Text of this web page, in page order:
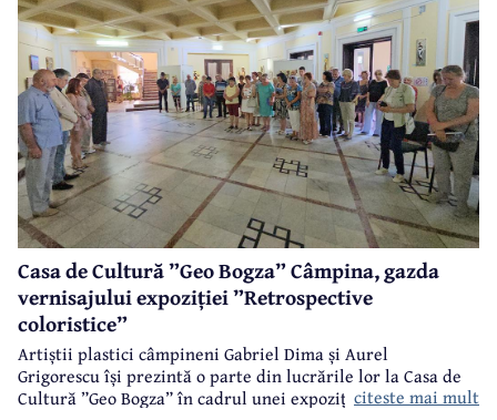
Casa de Cultură ”Geo Bogza” Câmpina, gazda
vernisajului expoziției ”Retrospective
coloristice”
Artiștii plastici câmpineni Gabriel Dima și Aurel
Grigorescu își prezintă o parte din lucrările lor la Casa de
Cultură ”Geo Bogza” în cadrul unei expoziții intitulate
citeste mai mult